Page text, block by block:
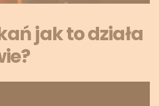
jak to działa